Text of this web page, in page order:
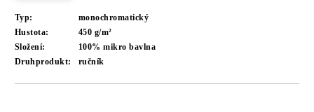
Typ:
monochromatický
Hustota:
450 g/m²
Složení:
100% mikro bavlna
Druhprodukt:
ručník